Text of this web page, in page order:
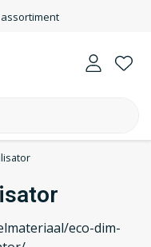
eco-dim-